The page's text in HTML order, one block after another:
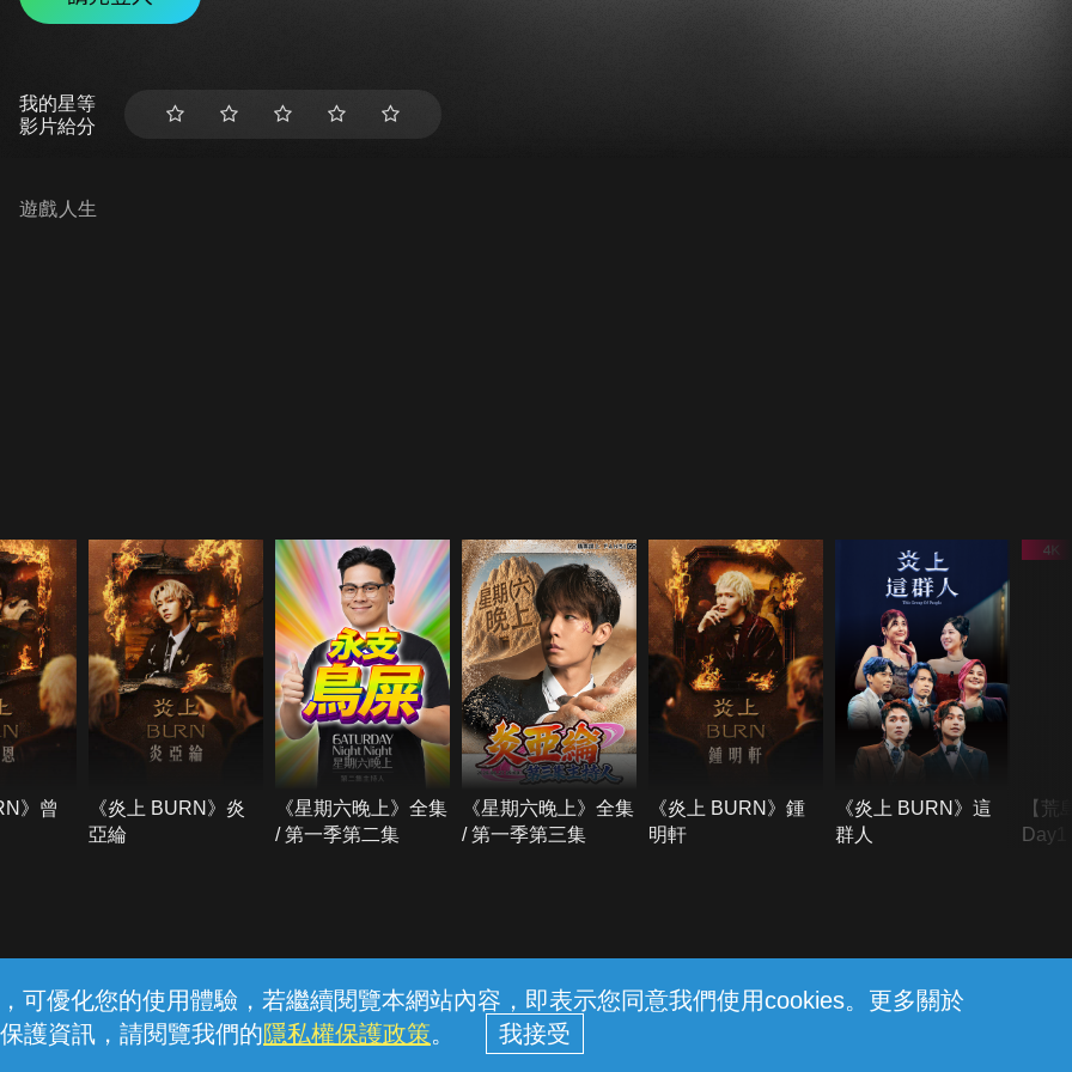
可優化您的使用體驗，若繼續閱覽本網站內容，即表示您同意我們使用cookies。更多關於
護資訊，請閱覽我們的隱私權保護政策。
我的星等
影片給分
遊戲人生
》曾
《炎上 BURN》炎
亞綸
《星期六晚上》全集
/ 第一季第二集
《星期六晚上》全集
/ 第一季第三集
《炎上 BURN》鍾
明軒
《炎上 BURN》這
群人
【荒
線上客服 服務條款 隱私權保護
中華電信股份有限公司個人家庭分公司 (統一編號：96979949) © 2026